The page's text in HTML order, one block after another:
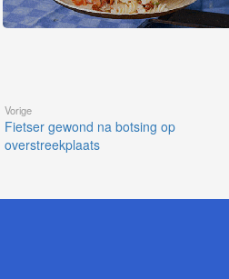
Vorige
Fietser gewond na botsing op
overstreekplaats